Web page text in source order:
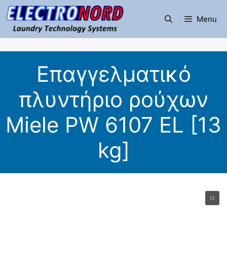
Μετάβαση
σε
περιεχόμενο
Menu
Επαγγελματικό
πλυντήριο ρούχων
Miele PW 6107 EL [13
kg]